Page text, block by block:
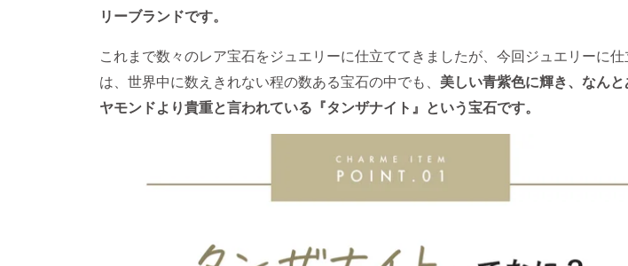
リーブランドです。
これまで数々のレア宝石をジュエリーに仕立ててきましたが、今回ジュエリーに
は、世界中に数えきれない程の数ある宝石の中でも、 美しい青紫色に輝き、なんと
ヤモンドより貴重と言われている『タンザナイト』という宝石です。